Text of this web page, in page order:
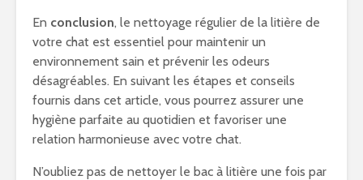
En conclusion, le nettoyage régulier de la litière de
votre chat est essentiel pour maintenir un
environnement sain et prévenir les odeurs
désagréables. En suivant les étapes et conseils
fournis dans cet article, vous pourrez assurer une
hygiène parfaite au quotidien et favoriser une
relation harmonieuse avec votre chat.
N’oubliez pas de nettoyer le bac à litière une fois par